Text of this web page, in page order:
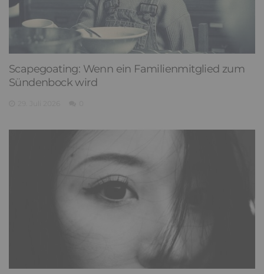
Scapegoating: Wenn ein Familienmitglied zum
Sündenbock wird